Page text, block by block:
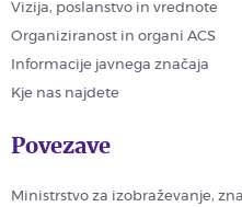
Vizija, poslanstvo in vrednote
Organiziranost in organi ACS
Informacije javnega značaja
Kje nas najdete
Povezave
Ministrstvo za izobraževanje,